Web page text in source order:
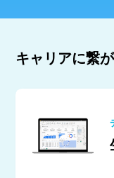
キャリアに繋